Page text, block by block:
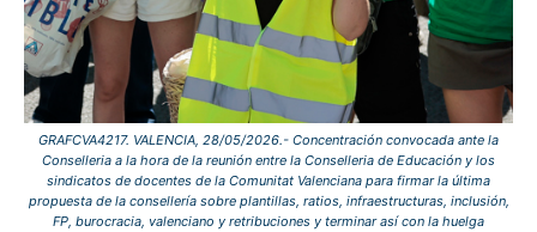
GRAFCVA4217. VALENCIA, 28/05/2026.- Concentración convocada ante la
Conselleria a la hora de la reunión entre la Conselleria de Educación y los
sindicatos de docentes de la Comunitat Valenciana para firmar la última
propuesta de la consellería sobre plantillas, ratios, infraestructuras, inclusión,
FP, burocracia, valenciano y retribuciones y terminar así con la huelga